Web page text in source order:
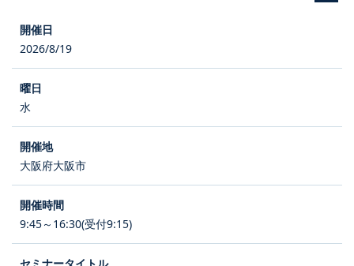
2026/8/19
水
大阪府大阪市
9:45～16:30(受付9:15)